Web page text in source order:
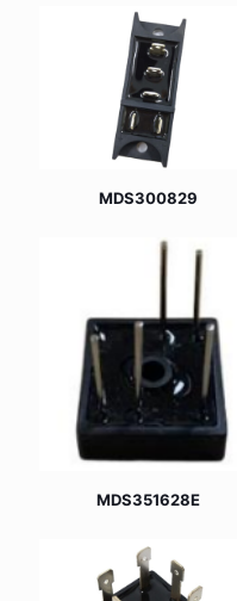
MDS300829
MDS351628E